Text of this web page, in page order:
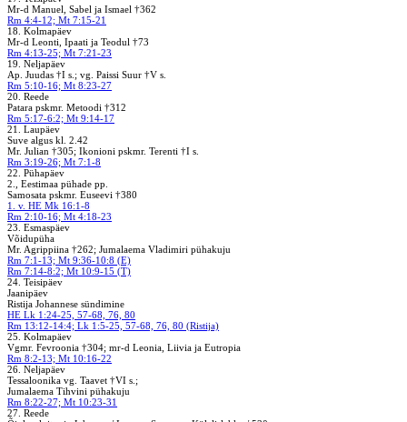
Mr-d Manuel, Sabel ja Ismael †362
Rm 4:4-12; Mt 7:15-21
18. Kolmapäev
Mr-d Leonti, Ipaati ja Teodul †73
Rm 4:13-25; Mt 7:21-23
19. Neljapäev
Ap. Juudas †I s.; vg. Paissi Suur †V s.
Rm 5:10-16; Mt 8:23-27
20. Reede
Patara pskmr. Metoodi †312
Rm 5:17-6:2; Mt 9:14-17
21. Laupäev
Suve algus kl. 2.42
Mr. Julian †305; Ikonioni pskmr. Terenti †I s.
Rm 3:19-26; Mt 7:1-8
22. Pühapäev
2., Eestimaa pühade pp.
Samosata pskmr. Euseevi †380
1. v. HE Mk 16:1-8
Rm 2:10-16; Mt 4:18-23
23. Esmaspäev
Võidupüha
Mr. Agrippiina †262; Jumalaema Vladimiri pühakuju
Rm 7:1-13; Mt 9:36-10:8 (E)
Rm 7:14-8:2; Mt 10:9-15 (T)
24. Teisipäev
Jaanipäev
Ristija Johannese sündimine
HE Lk 1:24-25, 57-68, 76, 80
Rm 13:12-14:4; Lk 1:5-25, 57-68, 76, 80 (Ristija)
25. Kolmapäev
Vgmr. Fevroonia †304; mr-d Leonia, Liivia ja Eutropia
Rm 8:2-13; Mt 10:16-22
26. Neljapäev
Tessaloonika vg. Taavet †VI s.;
Jumalaema Tihvini pühakuju
Rm 8:22-27; Mt 10:23-31
27. Reede